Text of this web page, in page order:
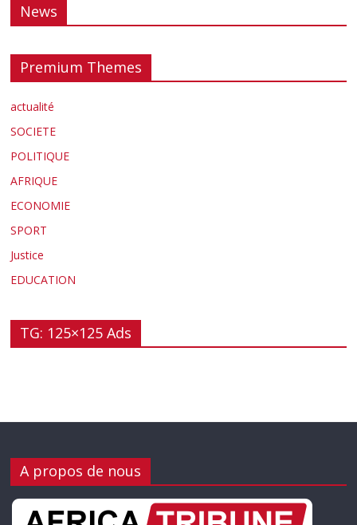
News
Premium Themes
actualité
SOCIETE
POLITIQUE
AFRIQUE
ECONOMIE
SPORT
Justice
EDUCATION
TG: 125×125 Ads
A propos de nous